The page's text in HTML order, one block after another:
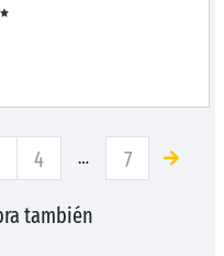
4 … 7
también